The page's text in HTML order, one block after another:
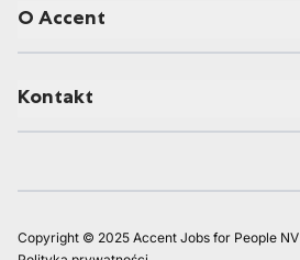
O Accent
Kontakt
Copyright © 2025 Accent Jobs for People NV